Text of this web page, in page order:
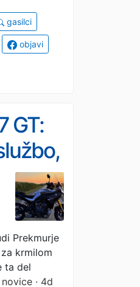
gasilci
objavi
GT:
Prekmurje
krmilom
ta del
· 4d